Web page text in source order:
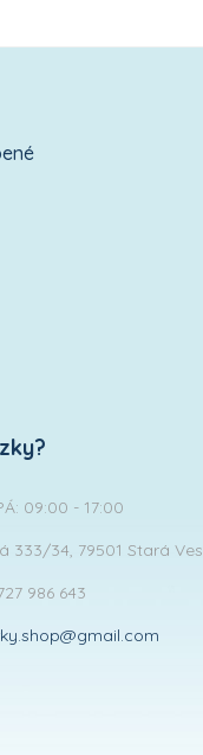
09:00 - 17:00
333/34, 79501 Stará Ves
986 643